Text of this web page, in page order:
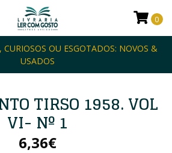
CURIOSOS OU ESGOTADOS: NOVOS &
USADOS
0
TIRSO 1958. VOL
VI- Nº 1
6,36€